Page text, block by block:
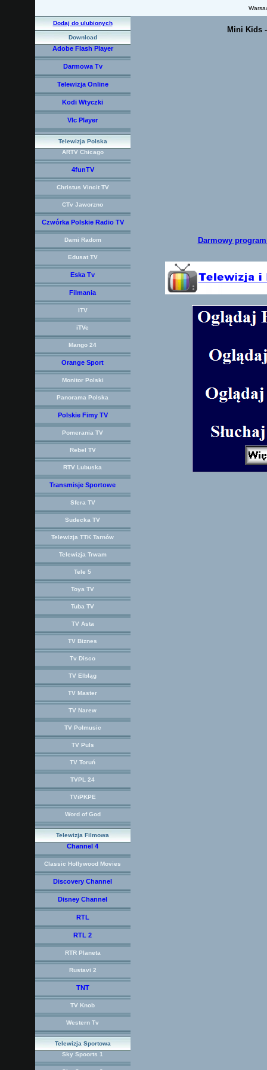
Dodaj do ulubionych
Download
Adobe Flash Player
Darmowa Tv
Telewizja Online
Kodi Wtyczki
Vlc Player
Telewizja Polska
ARTV Chicago
4funTV
Christus Vincit TV
CTv Jaworzno
Czwórka Polskie Radio TV
Dami Radom
Edusat TV
Eska Tv
Filmania
ITV
iTVe
Mango 24
Orange Sport
Monitor Polski
Panorama Polska
Polskie Fimy TV
Pomerania TV
Rebel TV
RTV Lubuska
Transmisje Sportowe
Sfera TV
Sudecka TV
Telewizja TTK Tarnów
Telewizja Trwam
Tele 5
Toya TV
Tuba TV
TV Asta
TV Biznes
Tv Disco
TV Elbląg
TV Master
TV Narew
TV Polmusic
TV Puls
TV Toruń
TVPL 24
TViPKPE
Word of God
Telewizja Filmowa
Channel 4
Classic Hollywood Movies
Discovery Channel
Disney Channel
RTL
RTL 2
RTR Planeta
Rustavi 2
TNT
TV Knob
Western Tv
Telewizja Sportowa
Sky Spoorts 1
Mini Kids
Darmowy